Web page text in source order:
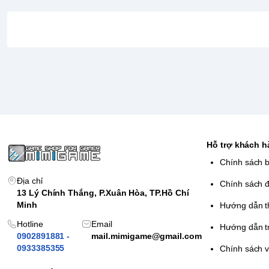
một khẩu súng lục trong một tay và thanh kiếm ở tay kia.
bạn nhanh chóng sử dụng cả hai và dập tắt mọi mối đe
Ishin! Sẽ khiến bạn ngứa khi khám phá ra những động
thi lịch sử có một dàn diễn viên Star Star - như một con
Kazuma Kiryu từ các mục trước đó trong nhượng quyền
Địa chỉ
13 Lý Chính Thắng, P.Xuân Hòa, TP.Hồ Chí
Minh
Hotline
0902891881 -
0933385355
Email
mail.mimigame@gmail.com
Hỗ trợ khách
Chính sách
Chính sách
Hướng dẫn
Hướng dẫn
Chính sách